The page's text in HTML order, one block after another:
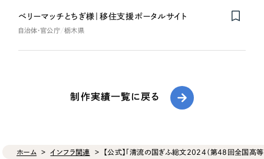
ベリーマッチとちぎ様｜移住支援ポータルサイト
自治体・官公庁 栃木県
制作実績一覧に戻る
ホーム インフラ関連 【公式】「清流の国ぎふ総文2024（第48回全国高